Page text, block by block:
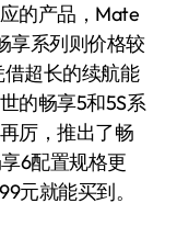
的产品，Mate
享系列则价格较
超长的续航能
的畅享5和5S系
厉，推出了畅
6配置规格更
元就能买到。